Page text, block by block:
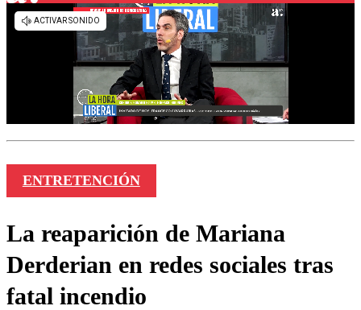
ENTRETENCIÓN
La reaparición de Mariana
Derderian en redes sociales tras
fatal incendio